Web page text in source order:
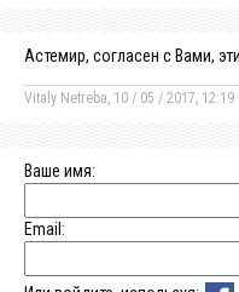
Астемир, согласен с Вами,
Vitaly Netreba, 10 / 05 / 2017, 12:19
Ваше имя:
Email: